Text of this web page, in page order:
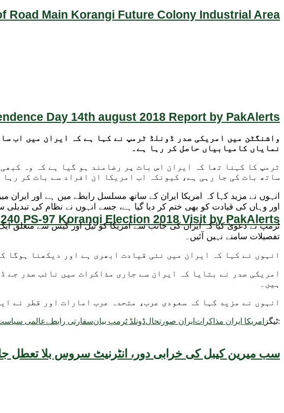
Road Main Korangi Future Colony Industrial Area
Day 14th august 2018 Report by PakAlerts
PS-97 Korangi Election 2018 Visit by PakAlerts
سب میرین کیبل کی خرابی دور، انٹرنیٹ سروس بلا تعطل
واشنگٹن میں امریکی صدر ڈونلڈ ٹرمپ نے کہا ہے کہ ایران میں اب
نمایاں کامیابیاں حاصل کر رہا ہے۔
ٹرمپ کا کہنا تھا کہ ایران اس بات پر رضامند ہو گیا ہے کہ وہ
ساتھ بات کی جا رہی ہے، کیونکہ اب امریکا ان افراد سے بات کر رہا
انہوں نے مزید کہا کہ امریکا ایران کے ساتھ مسلسل رابطے میں ہے اور ایران
اور وہاں کی قیادت کو بھی ختم کر دیا گیا ہے، جسے انہوں نے نظام کی تبدیلی سے
ٹرمپ نے دعویٰ کیا کہ ایران کی جانب سے امریکا کو تیل اور گیس سے متعلق
تفصیلات سامنے نہیں آئیں۔
انہوں نے کہا کہ ایران میں نئی قیادت ابھری ہے اور دیکھنا ہوگا
امریکی صدر نے بتایا کہ ایران سے جاری مذاکرات میں نائب صدر
ہیں۔
انہوں نے مزید کہا کہ سعودی عرب، متحدہ عرب امارات اور قطر نے
ٹیگز: امریکا ایران مذاکرات ایران صورتحالڈونلڈ ٹرمپ بیانسفارتی رابطےعالمی